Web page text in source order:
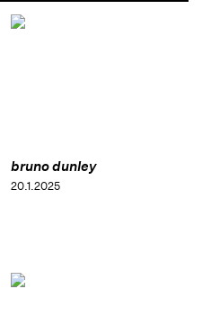
bruno dunley
20.1.2025